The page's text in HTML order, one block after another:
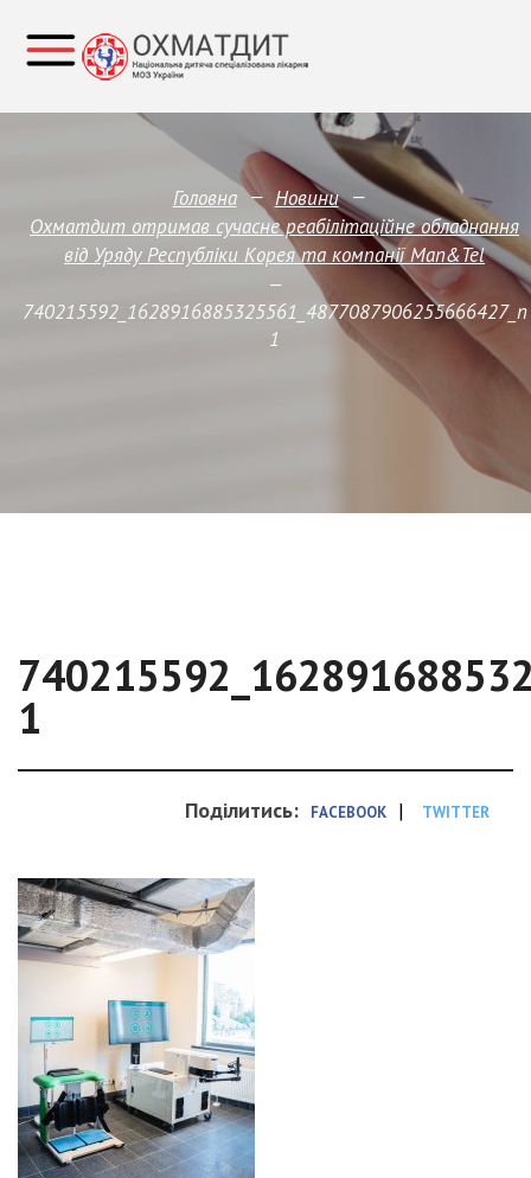
Головна — Новини —
Охматдит отримав сучасне реабілітаційне обладнання
від Уряду Республіки Корея та компанії Man&Tel
—
740215592_1628916885325561_4877087906255666427_n
1
1
Поділитись: FACEBOOK | TWITTER